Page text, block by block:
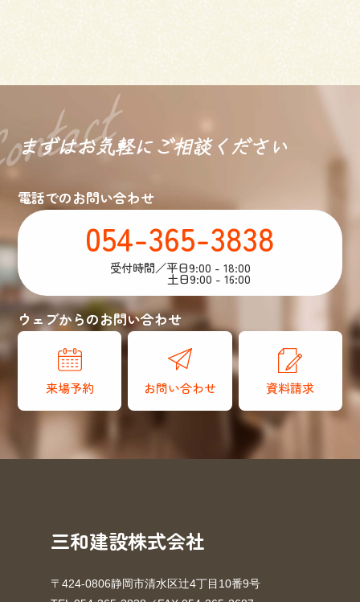
まずはお気軽にご相談ください
電話でのお問い合わせ
054-365-3838
受付時間／平日9:00 - 18:00
土日9:00 - 16:00
ウェブからのお問い合わせ
来場予約 お問い合わせ 資料請求
三和建設株式会社
〒424-0806静岡市清水区辻4丁目10番9号